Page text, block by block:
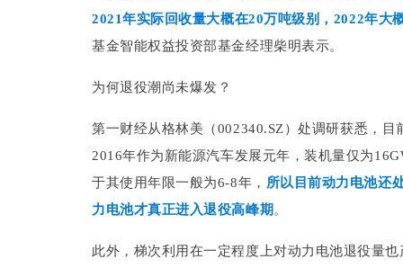
2021年实际回收量大概在20万吨级别，2022年大
基金智能权益投资部基金经理柴明表示。
为何退役潮尚未爆发？
第一财经从格林美（002340.SZ）处调研获悉，
2016年作为新能源汽车发展元年，装机量仅为
于其使用年限一般为6-8年， 所以目前动力电池还
力电池才真正进入退役高峰期 。
此外，梯次利用在一定程度上对动力电池退役量